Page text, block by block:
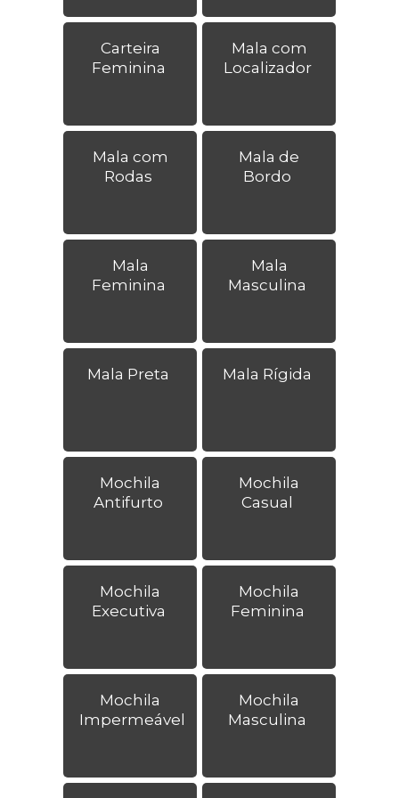
Carteira
Feminina
Mala com
Localizador
Mala com
Rodas
Mala de
Bordo
Mala
Feminina
Mala
Masculina
Mala Preta Mala Rígida
Mochila
Antifurto
Mochila
Casual
Mochila
Executiva
Mochila
Feminina
Mochila
Impermeável
Mochila
Masculina